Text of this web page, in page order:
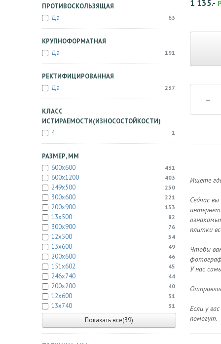
ПРОТИВОСКОЛЬЗЯЩАЯ
Да
63
КРУПНОФОРМАТНАЯ
Да
191
РЕКТИФИЦИРОВАННАЯ
Да
237
КЛАСС
ИСТИРАЕМОСТИ(ИЗНОСОСТОЙКОСТИ)
4
1
РАЗМЕР, ММ
600x600
431
600x1200 403
249x500 250
300x600 221
200x900 153
13x500 82
300x900 76
12x500 54
13x600 49
200x600 46
151x602 45
246x740 44
200x200 40
12x600 31
13x740 31
Показать все(39)
1 135.-
←
Ищете
Сейчас
плитки
Чтобы
У нас
Если у
помогут.